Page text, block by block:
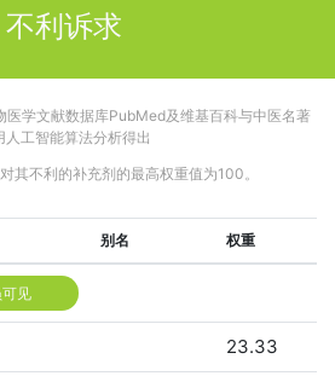
不利诉求
医学文献数据库PubMed及维基百科与中医名著
人工智能算法分析得出
其不利的补充剂的最高权重值为100。
别名 权重
见
23.33